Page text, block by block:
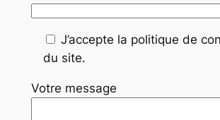
J’accepte la politique de
du site.
Votre message